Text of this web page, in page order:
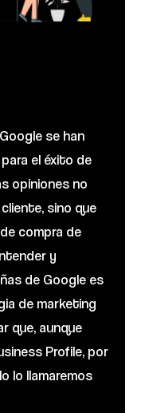
se han
el éxito de
opiniones no
sino que
compra de
y
de Google es
de marketing
que, aunque
Profile, por
lo llamaremos